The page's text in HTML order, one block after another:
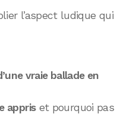
l’aspect ludique qui
vraie ballade en
appriset pourquoi pas